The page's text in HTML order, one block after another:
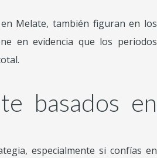
Melate, también figuran en los
en evidencia que los periodos
basados en
especialmente si confías en